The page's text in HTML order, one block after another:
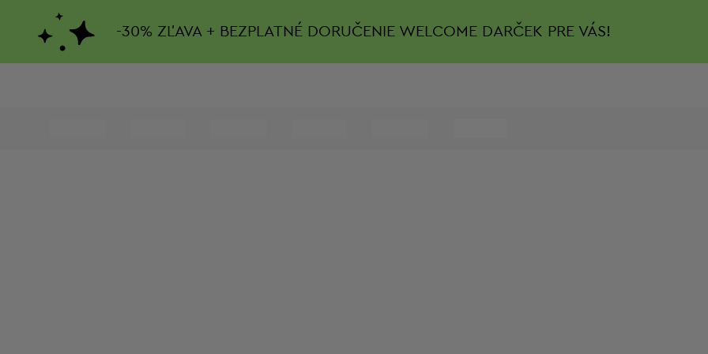
-30% ZĽAVA + BEZPLATNÉ DORUČENIE WELCOME DARČEK PRE VÁS!